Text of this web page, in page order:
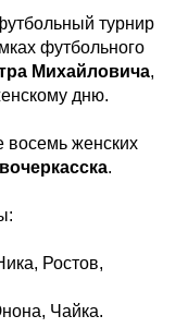
турнир
футбольного
Михайловича,
дню.
восемь женских
.
Ростов,
Чайка.